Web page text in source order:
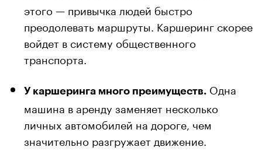
этого — привычка людей быстро
преодолевать маршруты. Каршеринг скорее
войдет в систему общественного
транспорта.
У каршеринга много преимуществ. Одна
машина в аренду заменяет несколько
личных автомобилей на дороге, чем
значительно разгружает движение.